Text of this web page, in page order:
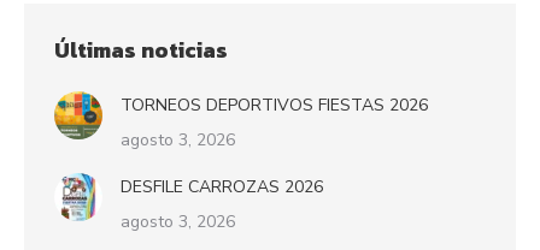
Últimas noticias
TORNEOS DEPORTIVOS FIESTAS 2026
agosto 3, 2026
DESFILE CARROZAS 2026
agosto 3, 2026